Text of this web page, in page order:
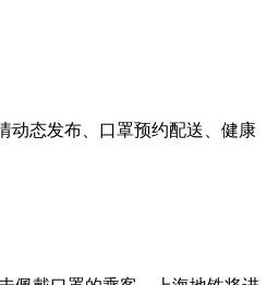
动态发布、口罩预约配送、健康